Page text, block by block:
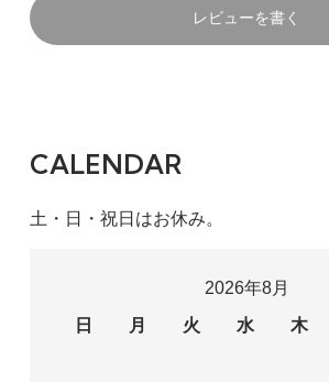
レビューを書く
CALENDAR
土・日・祝日はお休み。
2026年8月
日
月 火 水 木